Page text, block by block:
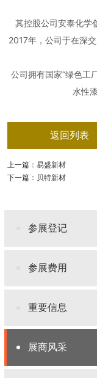
其控股公司安泰化学
2017年，公司于在深
公司拥有国家“绿色工
水性
返回列表
上一篇：易盛新材
下一篇： 贝特新材
参展登记
参展费用
重要信息
展商风采